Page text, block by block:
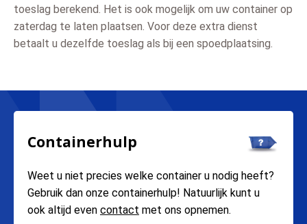
toeslag berekend. Het is ook mogelijk om uw container op
zaterdag te laten plaatsen. Voor deze extra dienst
betaalt u dezelfde toeslag als bij een spoedplaatsing.
Containerhulp
Weet u niet precies welke container u nodig heeft?
Gebruik dan onze containerhulp! Natuurlijk kunt u
ook altijd even contact met ons opnemen.